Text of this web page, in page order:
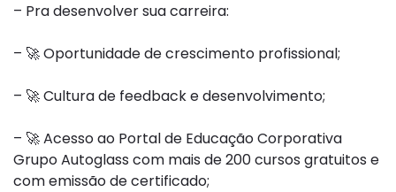
– Pra desenvolver sua carreira:
– 🚀Oportunidade de crescimento profissional;
– 🚀Cultura de feedback e desenvolvimento;
– 🚀Acesso ao Portal de Educação Corporativa
GrupoAutoglass com mais de 200 cursos gratuitos e
com emissão de certificado;